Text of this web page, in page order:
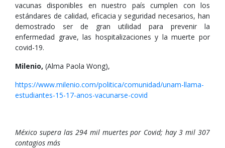
vacunas disponibles en nuestro país cumplen con los
estándares de calidad, eficacia y seguridad necesarios, han
demostrado ser de gran utilidad para prevenir la
enfermedad grave, las hospitalizaciones y la muerte por
covid-19.
Milenio, (Alma Paola Wong),
https://www.milenio.com/politica/comunidad/unam-llama-
estudiantes-15-17-anos-vacunarse-covid
México supera las 294 mil muertes por Covid; hay 3 mil 307
contagios más